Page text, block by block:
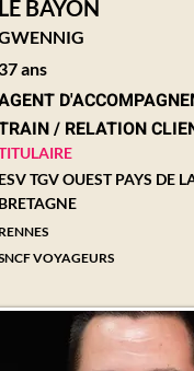
LE BAYON
37 ans
/ RELATION
ESV TGV OUEST PAYS DE
BRETAGNE
RENNES
VOYAGEURS